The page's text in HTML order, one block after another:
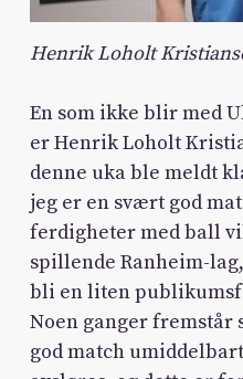
Henrik Loholt
En som ikke blir med
er Henrik Loholt
denne uka ble meldt
jeg er en svært god
ferdigheter med ball
spillende Ranheim-
bli en liten
Noen ganger fremstår
god match